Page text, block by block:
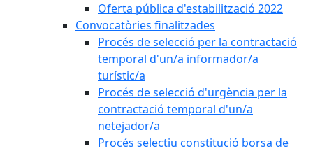
Oferta pública d'estabilització 2022
Convocatòries finalitzades
Procés de selecció per la contractació
temporal d'un/a informador/a
turístic/a
Procés de selecció d'urgència per la
contractació temporal d'un/a
netejador/a
Procés selectiu constitució borsa de